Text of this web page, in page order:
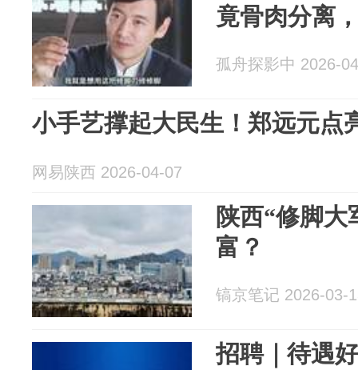
竟骨肉分离
孤舟探影中 2026-
小手艺撑起大民生！郑远元点
网易陕西 2026-04-07
陕西“修脚
富？
镐京笔记 2026-03-
招聘｜待遇